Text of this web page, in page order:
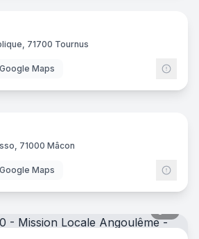
71700 Tournus
Google Maps
22
71000 Mâcon
Google Maps